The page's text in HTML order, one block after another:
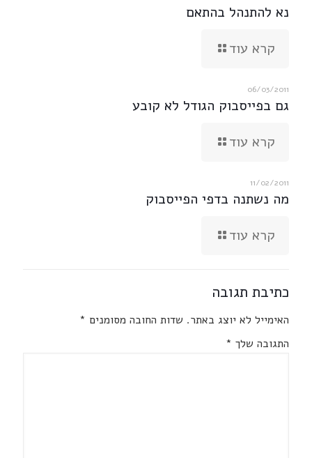
נא להתנהל בהתאם
קרא עוד
06/03/2011
גם בפייסבוק הגודל לא קובע
קרא עוד
11/02/2011
מה נשתנה בדפי הפייסבוק
קרא עוד
כתיבת תגובה
האימייל לא יוצג באתר. שדות החובה מסומנים *
התגובה שלך *